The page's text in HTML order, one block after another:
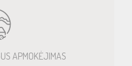
APMOKĖJIMAS